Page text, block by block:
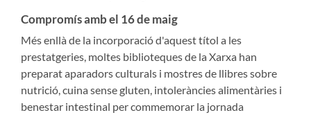
Compromís amb el 16 de maig
Més enllà de la incorporació d'aquest títol a les
prestatgeries, moltes biblioteques de la Xarxa han
preparat aparadors culturals i mostres de llibres sobre
nutrició, cuina sense gluten, intoleràncies alimentàries i
benestar intestinal per commemorar la jornada